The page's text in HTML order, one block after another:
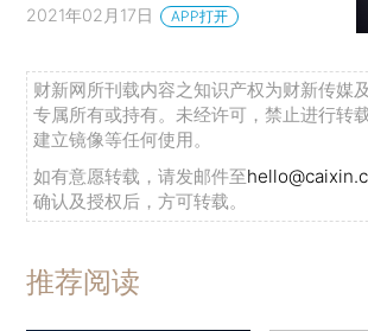
2021年02月17日 APP打开
财新网所刊载内容之知识产权为财新传媒
专属所有或持有。未经许可，禁止进行转
建立镜像等任何使用。
如有意愿转载，请发邮件至
确认及授权后，方可转载。
推荐阅读